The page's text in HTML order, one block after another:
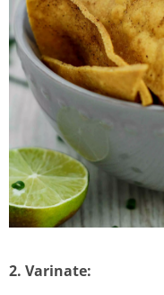
2. Varinate: